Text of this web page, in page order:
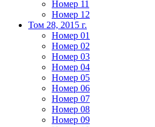
Номер 11
Номер 12
Том 28, 2015 г.
Номер 01
Номер 02
Номер 03
Номер 04
Номер 05
Номер 06
Номер 07
Номер 08
Номер 09